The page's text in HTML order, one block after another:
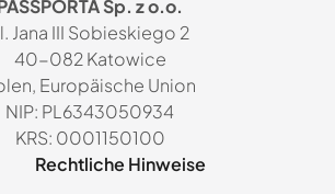
Sp. z o.o.
Jana III Sobieskiego 2
40-082 Katowice
Europäische Union
NIP: PL6343050934
KRS: 0001150100
Rechtliche Hinweise